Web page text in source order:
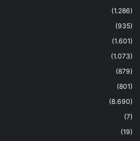
(1.286)
(935)
(1.601)
(1.073)
(879)
(801)
(8.690)
(7)
(19)